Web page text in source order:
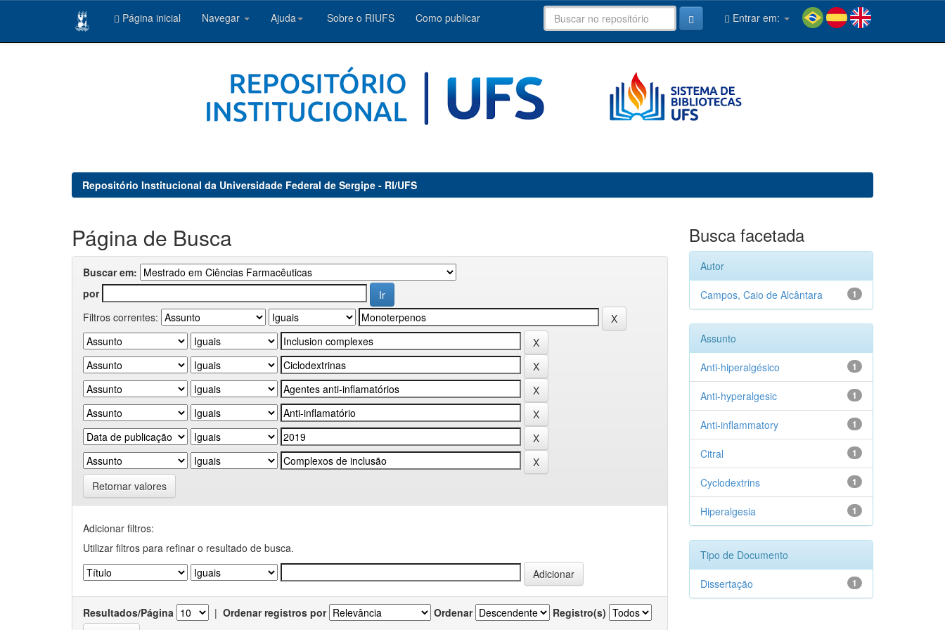
Página inicial Navegar Ajuda Sobre o RIUFS Como publicar Entrar em:
Repositório Institucional da Universidade Federal de Sergipe - RI/UFS
Página de Busca
Buscar em:
por
Filtros correntes:
Retornar valores
Adicionar filtros:
Utilizar filtros para refinar o resultado de busca.
Resultados/Página | Ordenar registros por Ordenar Registro(s)
Busca facetada
Autor
1
Campos, Caio de Alcântara
Assunto
1
Anti-hiperalgésico
1
Anti-hyperalgesic
1
Anti-inflammatory
1
Citral
1
Cyclodextrins
1
Hiperalgesia
Tipo de Documento
1
Dissertação